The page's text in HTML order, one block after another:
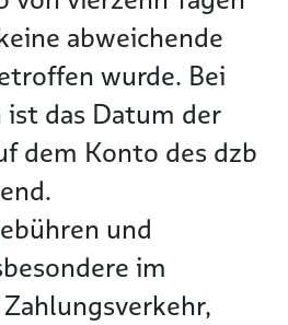
abweichende
wurde. Bei
das Datum der
dem Konto des dzb
und
im